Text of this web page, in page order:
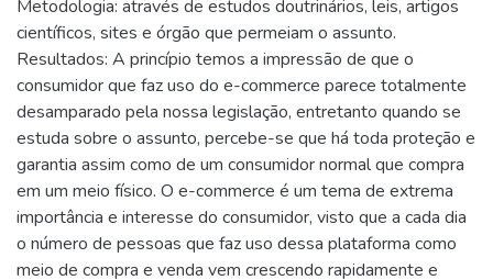
Metodologia: através de estudos doutrinários, leis, artigos
científicos, sites e órgão que permeiam o assunto.
Resultados: A princípio temos a impressão de que o
consumidor que faz uso do e-commerce parece totalmente
desamparado pela nossa legislação, entretanto quando se
estuda sobre o assunto, percebe-se que há toda proteção e
garantia assim como de um consumidor normal que compra
em um meio físico. O e-commerce é um tema de extrema
importância e interesse do consumidor, visto que a cada dia
o número de pessoas que faz uso dessa plataforma como
meio de compra e venda vem crescendo rapidamente e